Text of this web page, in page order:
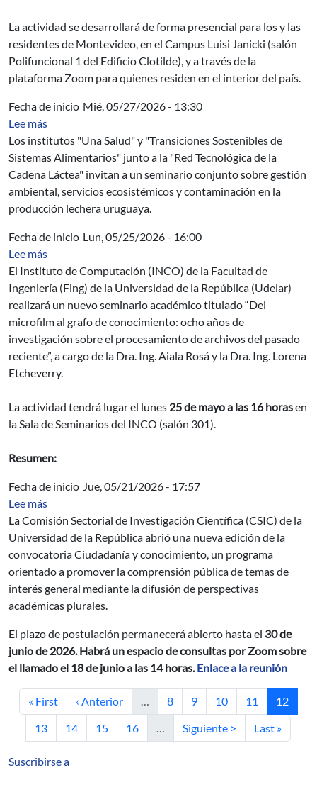
La actividad se desarrollará de forma presencial para los y las
residentes de Montevideo, en el Campus Luisi Janicki (salón
Polifuncional 1 del Edificio Clotilde), y a través de la
plataforma Zoom para quienes residen en el interior del país.
Fecha de inicio Mié, 05/27/2026 - 13:30
Lee mássobre Sostenibilidad y circularidad en sistemas
Los institutos "Una Salud" y "Transiciones Sostenibles de
Sistemas Alimentarios" junto a la "Red Tecnológica de la
Cadena Láctea" invitan a un seminario conjunto sobre gestión
ambiental, servicios ecosistémicos y contaminación en la
producción lechera uruguaya.
Fecha de inicio Lun, 05/25/2026 - 16:00
Lee mássobre Del microfilm al grafo de conocimiento: ocho
El Instituto de Computación (INCO) de la Facultad de
Ingeniería (Fing) de la Universidad de la República (Udelar)
realizará un nuevo seminario académico titulado “Del
microfilm al grafo de conocimiento: ocho años de
investigación sobre el procesamiento de archivos del pasado
reciente”, a cargo de la Dra. Ing. Aiala Rosá y la Dra. Ing. Lorena
Etcheverry.
La actividad tendrá lugar el lunes 25 de mayo a las 16 horasen
la Sala de Seminarios del INCO (salón 301).
Resumen:
Fecha de inicio Jue, 05/21/2026 - 17:57
Lee mássobre Convocatoria Ciudadanía y conocimiento de la
La Comisión Sectorial de Investigación Científica (CSIC) de la
Universidad de la República abrió una nueva edición de la
convocatoria Ciudadanía y conocimiento, un programa
orientado a promover la comprensión pública de temas de
interés general mediante la difusión de perspectivas
académicas plurales.
El plazo de postulación permanecerá abierto hasta el 30 de
junio de 2026. Habrá un espacio de consultas por Zoom sobre
el llamado el 18 de junio a las 14 horas.Enlace a la reunión
Primera página
« First Página anterior
‹ Anterior … Página
8 Página
9 Página
10 Página
11 Página
12
Página
13 Página
14 Página
15 Página
16 … Siguiente página
Siguiente > Última
Last »
Suscribirse a